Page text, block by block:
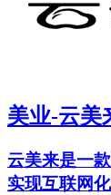
美业-云美
云美来是一
实现互联网